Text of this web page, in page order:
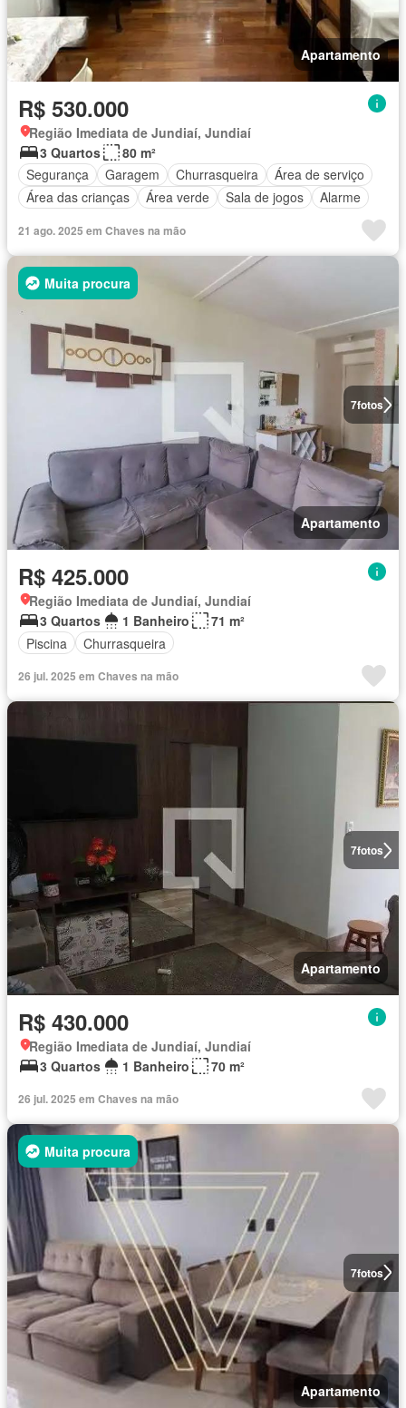
Apartamento
R$ 530.000
Região Imediata de Jundiaí, Jundiaí
3 Quartos
80 m²
Segurança
Garagem Churrasqueira
Área de serviço
Área das crianças
Área verde Sala de jogos Alarme
21 ago. 2025 em Chaves na mão
7fotos
Muita procura
Apartamento
R$ 425.000
Região Imediata de Jundiaí, Jundiaí
3 Quartos
1 Banheiro
71 m²
Piscina
Churrasqueira
26 jul. 2025 em Chaves na mão
7fotos
Apartamento
R$ 430.000
Região Imediata de Jundiaí, Jundiaí
3 Quartos
1 Banheiro 70 m²
26 jul. 2025 em Chaves na mão
7fotos
Muita procura
Apartamento